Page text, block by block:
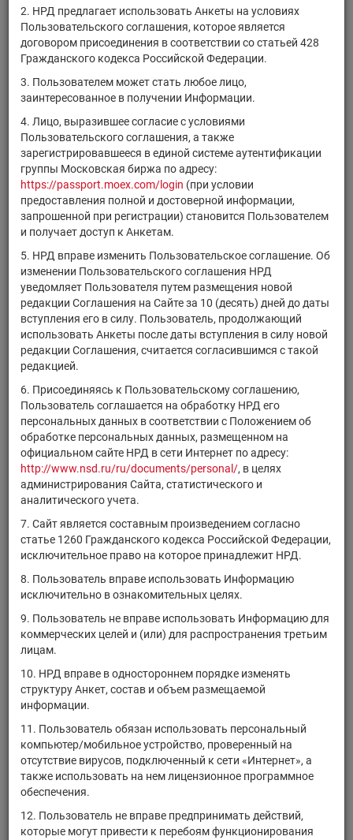
2. НРД предлагает использовать Анкеты на условиях
Пользовательского соглашения, которое является
договором присоединения в соответствии со статьей 428
Гражданского кодекса Российской Федерации.
3. Пользователем может стать любое лицо,
заинтересованное в получении Информации.
4. Лицо, выразившее согласие с условиями
Пользовательского соглашения, а также
зарегистрировавшееся в единой системе аутентификации
группы Московская биржа по адресу:
https://passport.moex.com/login (при условии
предоставления полной и достоверной информации,
запрошенной при регистрации) становится Пользователем
и получает доступ к Анкетам.
5. НРД вправе изменить Пользовательское соглашение. Об
изменении Пользовательского соглашения НРД
уведомляет Пользователя путем размещения новой
редакции Соглашения на Сайте за 10 (десять) дней до даты
вступления его в силу. Пользователь, продолжающий
использовать Анкеты после даты вступления в силу новой
редакции Соглашения, считается согласившимся с такой
редакцией.
6. Присоединяясь к Пользовательскому соглашению,
Пользователь соглашается на обработку НРД его
персональных данных в соответствии с Положением об
обработке персональных данных, размещенном на
официальном сайте НРД в сети Интернет по адресу:
http://www.nsd.ru/ru/documents/personal/, в целях
администрирования Сайта, статистического и
аналитического учета.
7. Сайт является составным произведением согласно
статье 1260 Гражданского кодекса Российской Федерации,
исключительное право на которое принадлежит НРД.
8. Пользователь вправе использовать Информацию
исключительно в ознакомительных целях.
9. Пользователь не вправе использовать Информацию для
коммерческих целей и (или) для распространения третьим
лицам.
10. НРД вправе в одностороннем порядке изменять
структуру Анкет, состав и объем размещаемой
информации.
11. Пользователь обязан использовать персональный
компьютер/мобильное устройство, проверенный на
отсутствие вирусов, подключенный к сети «Интернет», а
также использовать на нем лицензионное программное
обеспечения.
12. Пользователь не вправе предпринимать действий,
которые могут привести к перебоям функционирования
РЕЗУЛЬТАТЫ ПОИСКА:
Ценные бумаги, находящиеся на обслуживании в НРД на
09.08.2026
Показано 61-80 из 21369 найденных ценных бумаг.
Код НРД Эмитент/ИФ/ИП
Тип
финансового
инструмента
номер
RU0009109425 КАО "Азот" акции
ATLMP/02
АО "Аэропорт
Толмачево"
акции 2-02-10472-F
RU0009109441 АО "НАК "Азот" акции 1-03-00204-A
TATN/03
ПАО "Татнефть" им.
В.Д. Шашина
акции 1-03-00161-A
ZILLP/02 АМО ЗИЛ акции 2-02-00036-A
RU0009831358
АО "ТАНТК им. Г.М.
Бериева"
акции 1-03-30361-E
ПАО "Банк "Санкт-
Петербург"
акции 20100436B
RU0007976841 АО "АЭТЗ"
RU0008058425 АО "НСРЗ" акции
1-03-30860-E
MGTS/05
ПАО МГТС
MGTSP/04
ПАО МГТС акции 2-04-00083-A
APTC/01
ПАО "Аптечная сеть
36,6"
акции 1-01-07335-A
RU0002155219
АО "ГЗАС им. А.С.
Попова"
акции
RU0002155433
ГБ АО
"Медицинский
акции 1-01-00236-F
MAGN/03 ПАО "ММК" акции
1-03-00078-A
RU0002614629
RU0002614777 ОАО "СЗРТ" акции 1-02-55089-D
RU0002636804
"Таймыргеофизика"
акции 2-04-40085-F
RU0002636978
1 « 1 2 3 4 5 6 7 8 9 10